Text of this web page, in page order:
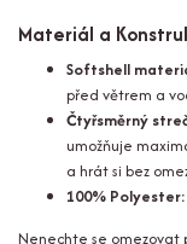
Materiál a
Softshell
před větrem a
Čtyřsměrný
umožňuje
a hrát si bez
100% Polyester:
Nenechte se omezovat